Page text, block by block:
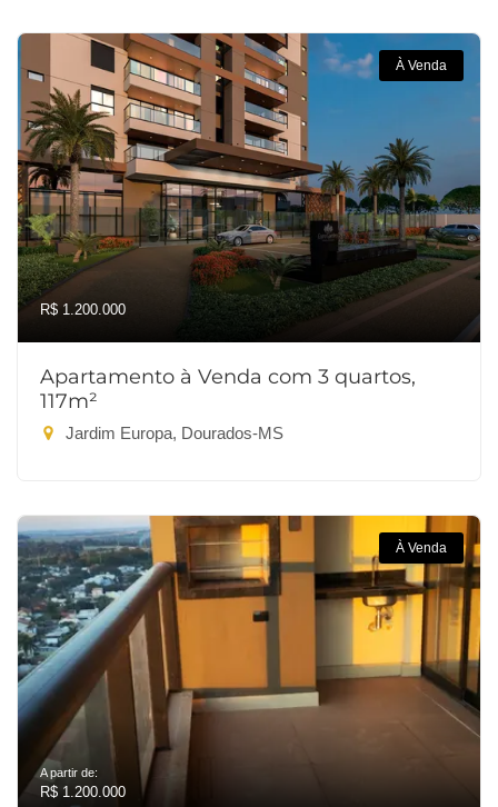
À Venda
R$ 1.200.000
Apartamento à Venda com 3 quartos,
117m²
Jardim Europa, Dourados-MS
À Venda
A partir de:
R$ 1.200.000